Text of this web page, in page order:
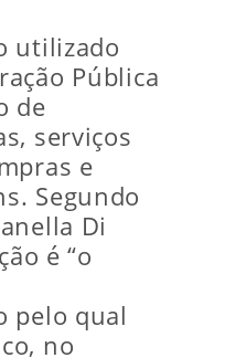
utilizado
Pública
de
serviços
e
Segundo
Di
é “o
pelo qual
no